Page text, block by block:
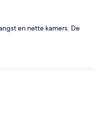
en nette kamers. De